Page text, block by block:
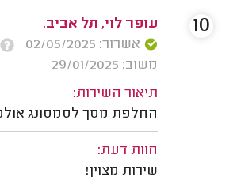
עופר לוי, תל אביב.
אשרור: 02/05/2025
משוב: 29/01/2025
תיאור השירות:
החלפת מסך לסמסונג
חוות דעת:
שירות מצוין!
10